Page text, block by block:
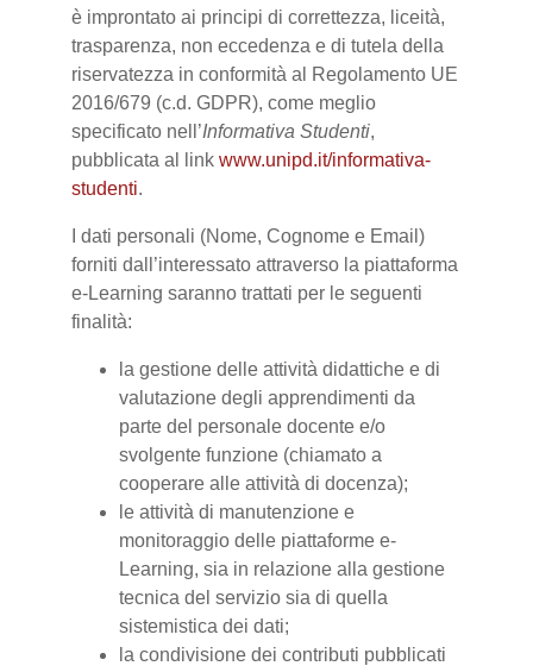
è improntato ai principi di correttezza, liceità,
trasparenza, non eccedenza e di tutela della
riservatezza in conformità al Regolamento UE
2016/679 (c.d. GDPR), come meglio
specificato nell’Informativa Studenti,
pubblicata al link www.unipd.it/informativa-
studenti.
I dati personali (Nome, Cognome e Email)
forniti dall’interessato attraverso la piattaforma
e-Learning saranno trattati per le seguenti
finalità:
la gestione delle attività didattiche e di
valutazione degli apprendimenti da
parte del personale docente e/o
svolgente funzione (chiamato a
cooperare alle attività di docenza);
le attività di manutenzione e
monitoraggio delle piattaforme e-
Learning, sia in relazione alla gestione
tecnica del servizio sia di quella
sistemistica dei dati;
la condivisione dei contributi pubblicati